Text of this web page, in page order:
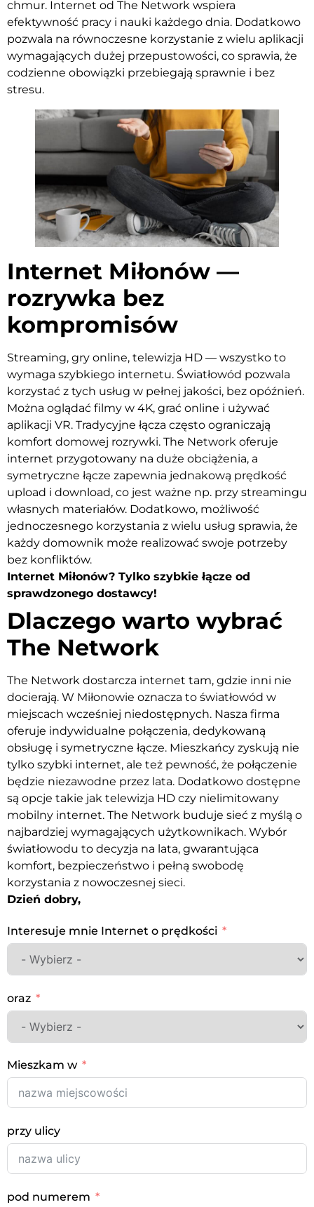
chmur. Internet od The Network wspiera
efektywność pracy i nauki każdego dnia. Dodatkowo
pozwala na równoczesne korzystanie z wielu aplikacji
wymagających dużej przepustowości, co sprawia, że
codzienne obowiązki przebiegają sprawnie i bez
stresu.
Internet Miłonów —
rozrywka bez
kompromisów
Streaming, gry online, telewizja HD — wszystko to
wymaga szybkiego internetu. Światłowód pozwala
korzystać z tych usług w pełnej jakości, bez opóźnień.
Można oglądać filmy w 4K, grać online i używać
aplikacji VR. Tradycyjne łącza często ograniczają
komfort domowej rozrywki. The Network oferuje
internet przygotowany na duże obciążenia, a
symetryczne łącze zapewnia jednakową prędkość
upload i download, co jest ważne np. przy streamingu
własnych materiałów. Dodatkowo, możliwość
jednoczesnego korzystania z wielu usług sprawia, że
każdy domownik może realizować swoje potrzeby
bez konfliktów.
Internet Miłonów? Tylko szybkie łącze od
sprawdzonego dostawcy!
Dlaczego warto wybrać
The Network
The Network dostarcza internet tam, gdzie inni nie
docierają. W Miłonowie oznacza to światłowód w
miejscach wcześniej niedostępnych. Nasza firma
oferuje indywidualne połączenia, dedykowaną
obsługę i symetryczne łącze. Mieszkańcy zyskują nie
tylko szybki internet, ale też pewność, że połączenie
będzie niezawodne przez lata. Dodatkowo dostępne
są opcje takie jak telewizja HD czy nielimitowany
mobilny internet. The Network buduje sieć z myślą o
najbardziej wymagających użytkownikach. Wybór
światłowodu to decyzja na lata, gwarantująca
komfort, bezpieczeństwo i pełną swobodę
korzystania z nowoczesnej sieci.
Dzień dobry,
Interesuje mnie Internet o prędkości
oraz
Mieszkam w
przy ulicy
pod numerem